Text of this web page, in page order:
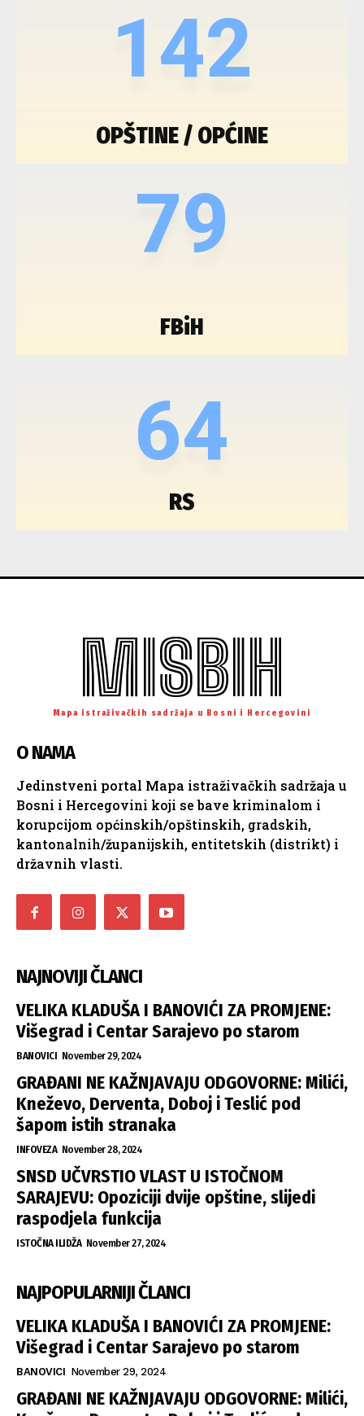
142
OPŠTINE / OPĆINE
79
FBiH
64
RS
MISBIH
Mapa istraživačkih sadržaja u Bosni i Hercegovini
O NAMA
Jedinstveni portal Mapa istraživačkih sadržaja u
Bosni i Hercegovini koji se bave kriminalom i
korupcijom općinskih/opštinskih, gradskih,
kantonalnih/županijskih, entitetskih (distrikt) i
državnih vlasti.
NAJNOVIJI ČLANCI
VELIKA KLADUŠA I BANOVIĆI ZA PROMJENE:
Višegrad i Centar Sarajevo po starom
BANOVICI November 29, 2024
GRAĐANI NE KAŽNJAVAJU ODGOVORNE: Milići,
Kneževo, Derventa, Doboj i Teslić pod
šapom istih stranaka
INFOVEZA November 28, 2024
SNSD UČVRSTIO VLAST U ISTOČNOM
SARAJEVU: Opoziciji dvije opštine, slijedi
raspodjela funkcija
ISTOČNA ILIDŽA November 27, 2024
NAJPOPULARNIJI ČLANCI
VELIKA KLADUŠA I BANOVIĆI ZA PROMJENE:
Višegrad i Centar Sarajevo po starom
BANOVICI November 29, 2024
GRAĐANI NE KAŽNJAVAJU ODGOVORNE: Milići,